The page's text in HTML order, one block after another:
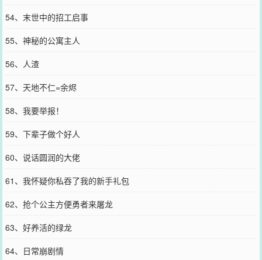
54、末世中的招工启事
55、神秘的公寓主人
56、人渣
57、天地不仁=余烬
58、我要举报！
59、下辈子做个好人
60、说话圆润的大佬
61、我怀疑你私吞了我的新手礼包
62、抢个公主方便勇者来屠龙
63、好养活的绿龙
64、日常崩剧情